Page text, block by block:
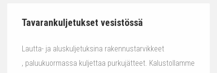
Tavarankuljetukset vesistössä
Lautta- ja aluskuljetuksina rakennustarvikkeet
, paluukuormassa kuljettaa purkujätteet. Kalustollamme